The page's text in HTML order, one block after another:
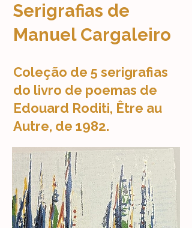
Serigrafias de
Manuel Cargaleiro
Coleção de 5 serigrafias
do livro de poemas de
Edouard Roditi, Être au
Autre, de 1982.